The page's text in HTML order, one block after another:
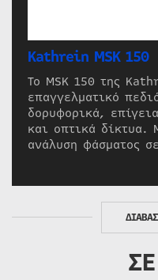
Kathrein MSK 150
Το MSK 150 της
επαγγελματικό
δορυφορικά,
και οπτικά δίκτυα.
ανάλυση φάσματος